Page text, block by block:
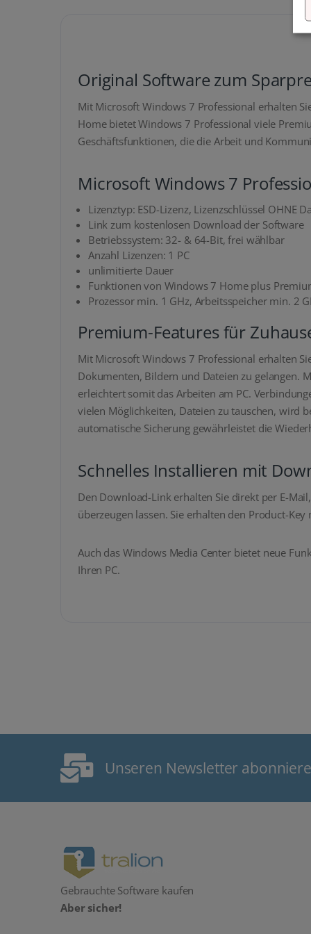
Original Software zum
Mit Microsoft Windows 7 Professional erhalten
Home bietet Windows 7 Professional viele
Geschäftsfunktionen, die die Arbeit und
Microsoft Windows 7
Lizenztyp: ESD-Lizenz, Lizenzschlüssel OHNE
Link zum kostenlosen Download der Software
Betriebssystem: 32- & 64-Bit, frei wählbar
Anzahl Lizenzen: 1 PC
unlimitierte Dauer
Funktionen von Windows 7 Home plus
Prozessor min. 1 GHz, Arbeitsspeicher min. 2
Premium-Features für
Mit Microsoft Windows 7 Professional erhalten
Dokumenten, Bildern und Dateien zu gelangen.
erleichtert somit das Arbeiten am PC.
vielen Möglichkeiten, Dateien zu tauschen, wird
automatische Sicherung gewährleistet die
Schnelles Installieren mit
Den Download-Link erhalten Sie direkt per E-
überzeugen lassen. Sie erhalten den Product-
Auch das Windows Media Center bietet neue
Ihren PC.
Unseren Newsletter
Gebrauchte Software kaufen
Aber sicher!